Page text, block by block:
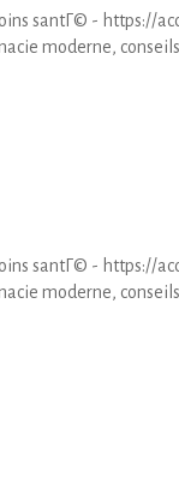
santГ© - https://
moderne,
santГ© - https://
moderne,